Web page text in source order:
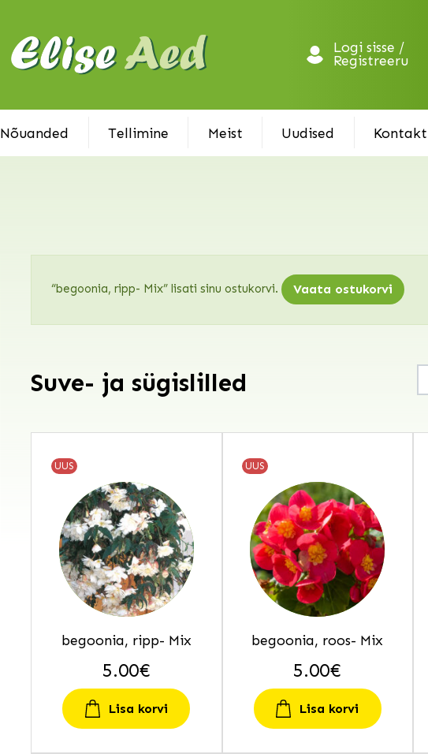
Logi sisse /
Registreeru
Nõuanded Tellimine Meist Uudised Kontakt
“begoonia, ripp- Mix” lisati sinu ostukorvi. Vaata ostukorvi
Suve- ja sügislilled
UUS
begoonia, ripp- Mix
5.00€
Lisa korvi
UUS
begoonia, roos- Mix
5.00€
Lisa korvi